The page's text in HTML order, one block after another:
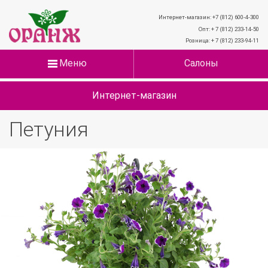
Интернет-магазин: +7 (812) 600-4-300
Опт: + 7 (812) 233-14-50
Розница: + 7 (812) 233-94-11
Меню Салоны
Интернет-магазин
Петуния